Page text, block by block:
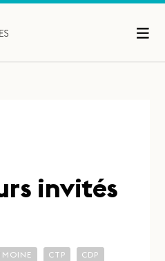
invités
CTP CDP